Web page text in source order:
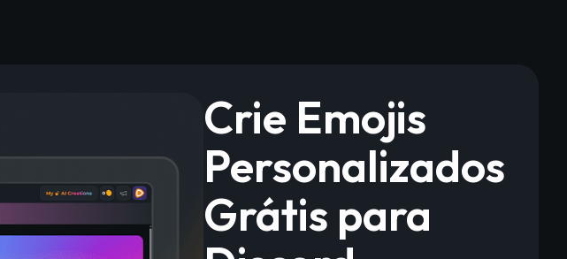
Crie Emojis
Personalizados
Grátis para